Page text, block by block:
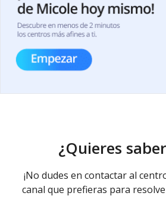
¿Quieres
¡No dudes en contactar al
canal que prefieras para